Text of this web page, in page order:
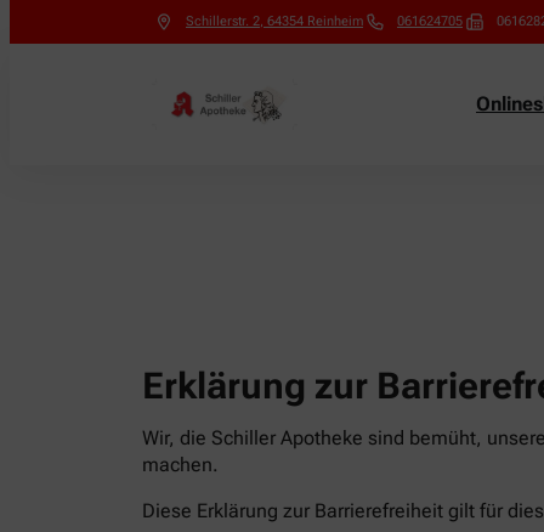
Schillerstr. 2, 64354 Reinheim 061624705
Erklärung zur
Wir, die Schiller Apotheke sind bemüht,
machen.
Diese Erklärung zur Barrierefreiheit gilt für